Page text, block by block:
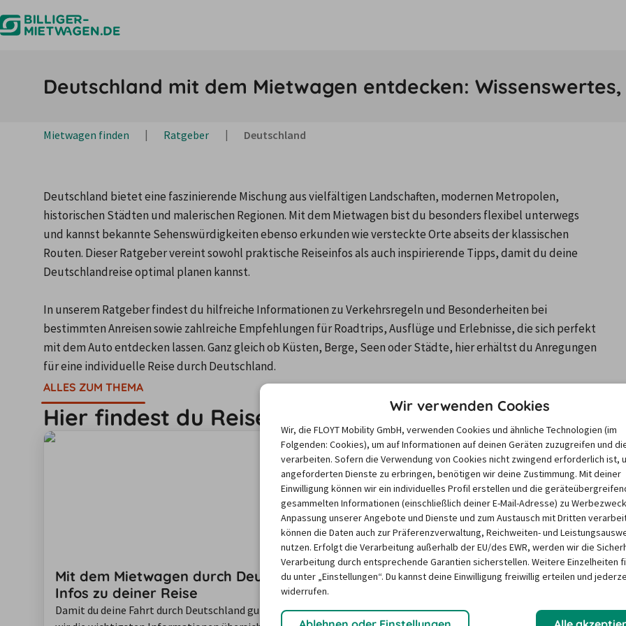
Deutschland mit dem Mietwagen entdecken:
Mietwagen finden Ratgeber Deutschland
Deutschland bietet eine faszinierende Mischung aus vielfältigen Landschaften, modernen Metropolen,
historischen Städten und malerischen Regionen. Mit dem Mietwagen bist du besonders flexibel unterwegs
und kannst bekannte Sehenswürdigkeiten ebenso erkunden wie versteckte Orte abseits der klassischen
Routen. Dieser Ratgeber vereint sowohl praktische Reiseinfos als auch inspirierende Tipps, damit du deine
Deutschlandreise optimal planen kannst.
In unserem Ratgeber findest du hilfreiche Informationen zu Verkehrsregeln und Besonderheiten bei
bestimmten Anreisen sowie zahlreiche Empfehlungen für Roadtrips, Ausflüge und Erlebnisse, die sich perfekt
mit dem Auto entdecken lassen. Ganz gleich ob Küsten, Berge, Seen oder Städte, hier erhältst du Anregungen
für eine individuelle Reise durch Deutschland.
ALLES ZUM THEMA
Hier findest du Reiseinfos & Inspiration für
Mit dem Mietwagen durch Deutschland: Alle wichtigen
Infos zu deiner Reise
Damit du deine Fahrt durch Deutschland gut vorbereitet antreten kannst, haben
Reisetipps für
Deutschland ist wie
Wir verwenden Cookies
Wir, die FLOYT Mobility GmbH, verwenden Cookies und ähnliche Technologien (im
Folgenden: Cookies), um auf Informationen auf deinen Geräten zuzugreifen und
verarbeiten. Sofern die Verwendung von Cookies nicht zwingend erforderlich ist,
angeforderten Dienste zu erbringen, benötigen wir deine Zustimmung. Mit deiner
Einwilligung können wir ein individuelles Profil erstellen und die
gesammelten Informationen (einschließlich deiner E-Mail-Adresse) zu
Anpassung unserer Angebote und Dienste und zum Austausch mit Dritten
können die Daten auch zur Präferenzverwaltung, Reichweiten- und
nutzen. Erfolgt die Verarbeitung außerhalb der EU/des EWR, werden wir die
Verarbeitung durch entsprechende Garantien sicherstellen. Weitere Einzelheiten
du unter „Einstellungen“. Du kannst deine Einwilligung freiwillig erteilen und
widerrufen.